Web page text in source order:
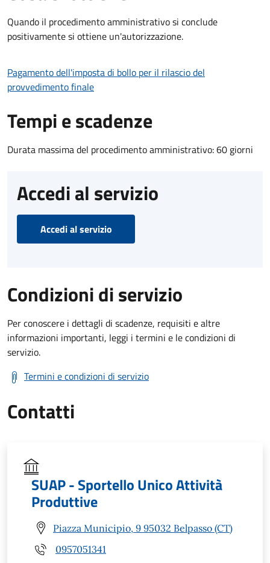
Quando il procedimento amministrativo si conclude
positivamente si ottiene un'autorizzazione.
Pagamento dell'imposta di bollo per il rilascio del
provvedimento finale
Tempi e scadenze
Durata massima del procedimento amministrativo: 60 giorni
Accedi al servizio
Accedi al servizio
Condizioni di servizio
Per conoscere i dettagli di scadenze, requisiti e altre
informazioni importanti, leggi i termini e le condizioni di
servizio.
Termini e condizioni di servizio
Contatti
SUAP - Sportello Unico Attività
Produttive
Piazza Municipio, 9 95032 Belpasso (CT)
0957051341